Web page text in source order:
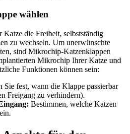
wählen
die Freiheit, selbstständig
zu wechseln. Um unerwünschte
sind Mikrochip-Katzenklappen
Mikrochip Ihrer Katze und
Funktionen können sein:
Sie fest, wann die Klappe passierbar
Freigang zu verhindern).
Bestimmen, welche Katzen